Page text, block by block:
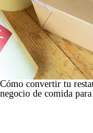
Cómo convertir tu
negocio de comida